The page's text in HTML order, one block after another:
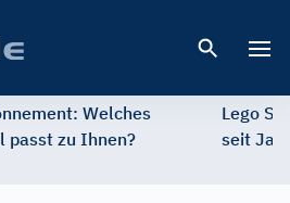
Welches
passt zu Ihnen?
Lego
seit